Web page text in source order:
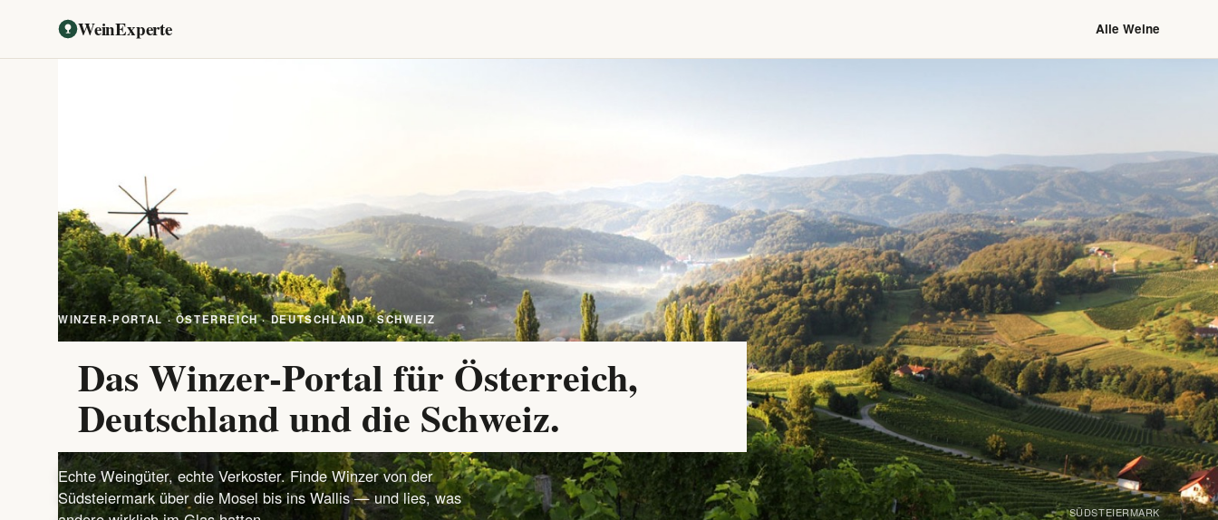
WeinExperte Alle Weine
WINZER-PORTAL · ÖSTERREICH · DEUTSCHLAND · SCHWEIZ
Das Winzer-Portal für Österreich,
Deutschland und die Schweiz.
Echte Weingüter, echte Verkoster. Finde Winzer von der
Südsteiermark über die Mosel bis ins Wallis — und lies, was
SÜDSTEIERMARK